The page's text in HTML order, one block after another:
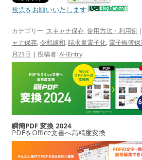
投票をお願いいたします
カテゴリー: スキャナ保存,使用方法・利用例
ャナ保存,令和緩和,請求書電子化, 電子帳簿
月23日 | 投稿者: AHEntry
瞬簡PDF 変換 2024
PDFをOffice文書へ高精度変換